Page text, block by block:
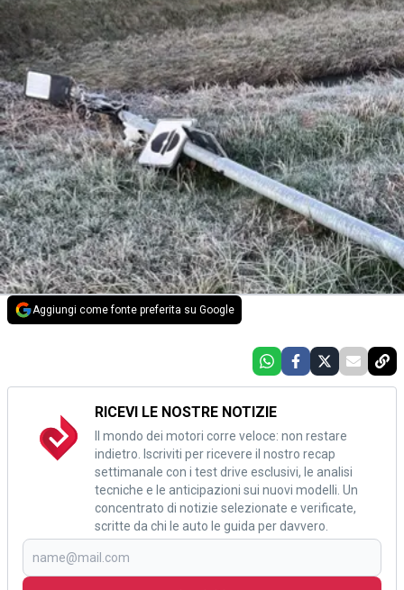
Aggiungi come fonte preferita su Google
RICEVI LE NOSTRE NOTIZIE
Il mondo dei motori corre veloce: non restare
indietro. Iscriviti per ricevere il nostro recap
settimanale con i test drive esclusivi, le analisi
tecniche e le anticipazioni sui nuovi modelli. Un
concentrato di notizie selezionate e verificate,
scritte da chi le auto le guida per davvero.